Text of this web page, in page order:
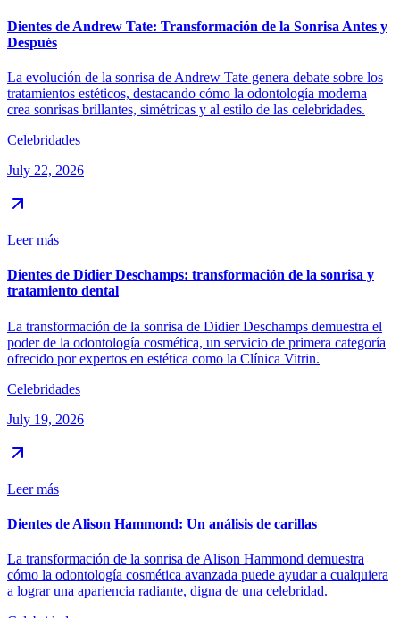
Dientes de Andrew Tate: Transformación de la Sonrisa Antes y
Después
La evolución de la sonrisa de Andrew Tate genera debate sobre los
tratamientos estéticos, destacando cómo la odontología moderna
crea sonrisas brillantes, simétricas y al estilo de las celebridades.
Celebridades
July 22, 2026
Leer más
Dientes de Didier Deschamps: transformación de la sonrisa y
tratamiento dental
La transformación de la sonrisa de Didier Deschamps demuestra el
poder de la odontología cosmética, un servicio de primera categoría
ofrecido por expertos en estética como la Clínica Vitrin.
Celebridades
July 19, 2026
Leer más
Dientes de Alison Hammond: Un análisis de carillas
La transformación de la sonrisa de Alison Hammond demuestra
cómo la odontología cosmética avanzada puede ayudar a cualquiera
a lograr una apariencia radiante, digna de una celebridad.